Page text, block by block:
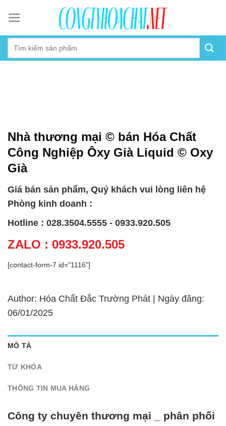
content
Nhà thương mại © bán Hóa Chất
Công Nghiệp Ôxy Già Liquid © Oxy
Già
Giá bán sản phẩm, Quý khách vui lòng liên hệ
Phòng kinh doanh :
Hotline : 028.3504.5555 - 0933.920.505
ZALO : 0933.920.505
[contact-form-7 id="1116"]
Author: Hóa Chất Đắc Trường Phát | Ngày đăng:
06/01/2025
MÔ TẢ
TỪ KHÓA
THÔNG TIN MUA HÀNG
Công ty chuyên thương mại _ phân phối